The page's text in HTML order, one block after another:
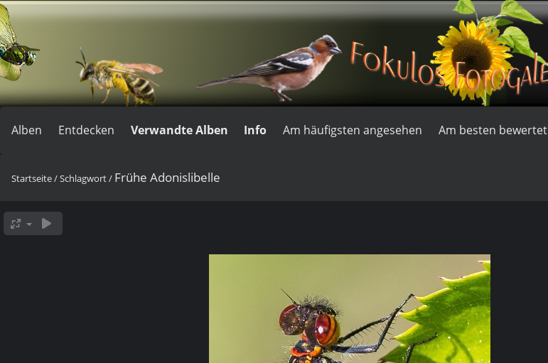
Alben Entdecken Verwandte Alben Info Am häufigsten angesehen Am besten bewertet
Startseite/Schlagwort/ Frühe Adonislibelle